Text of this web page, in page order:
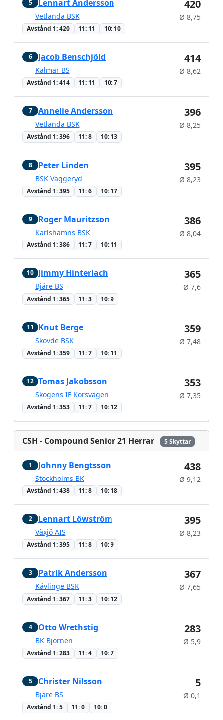
5 Lennart Andersson
Vetlanda BSK
Avstånd 1: 420 11: 11 10: 10
420
Ø 8,75
6 Jacob Benschjöld
Kalmar BS
Avstånd 1: 414 11: 11 10: 7
414
Ø 8,62
7 Annelie Andersson
Vetlanda BSK
Avstånd 1: 396 11: 8 10: 13
396
Ø 8,25
8 Peter Linden
BSK Vaggeryd
Avstånd 1: 395 11: 6 10: 17
395
Ø 8,23
9 Roger Mauritzson
Karlshamns BSK
Avstånd 1: 386 11: 7 10: 11
386
Ø 8,04
10 Jimmy Hinterlach
Bjäre BS
Avstånd 1: 365 11: 3 10: 9
365
Ø 7,6
11 Knut Berge
Skövde BSK
Avstånd 1: 359 11: 7 10: 11
359
Ø 7,48
12 Tomas Jakobsson
Skogens IF Korsvägen
Avstånd 1: 353 11: 7 10: 12
353
Ø 7,35
CSH - Compound Senior 21 Herrar 5 Skyttar
1 Johnny Bengtsson
Stockholms BK
Avstånd 1: 438 11: 8 10: 18
438
Ø 9,12
2 Lennart Löwström
Växjö AIS
Avstånd 1: 395 11: 8 10: 9
395
Ø 8,23
3 Patrik Andersson
Kävlinge BSK
Avstånd 1: 367 11: 3 10: 12
367
Ø 7,65
4 Otto Wrethstig
BK Björnen
Avstånd 1: 283 11: 4 10: 7
283
Ø 5,9
5 Christer Nilsson
Bjäre BS
Avstånd 1: 5 11: 0 10: 0
5
Ø 0,1